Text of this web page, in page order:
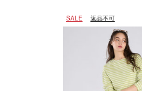
SALE 返品不可